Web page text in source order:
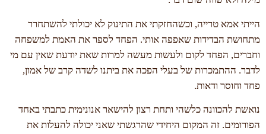
הייתי אמא טרייה, וכשהחזקתי את התינוק לא יכולתי להשתחרר
מתחושת הבדידות שאפפה אותי. הפחד לספר את האמת למשפחה
וחברים, הפחד לקום ולעשות מעשה למרות שאת יודעת שאין עם מי
לדבר. ההתמכרות של בעלי הפכה את ביתנו לשדה קרב של אמון,
פחד וחוסר ודאות.
נואשת להכוונה כלשהי ותחת רצון להישאר אנונימית כתבתי באחד
הפורומים. זה המקום היחידי שהרגשתי שאני יכולה להעלות את